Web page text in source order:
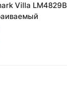
Villa LM4829B